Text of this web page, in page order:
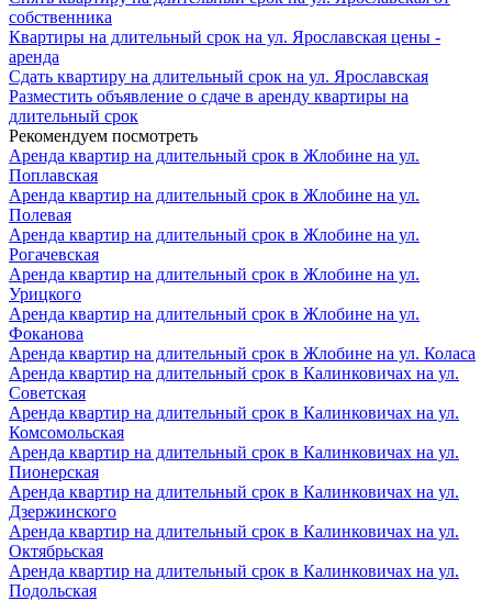
собственника
Квартиры на длительный срок на ул. Ярославская цены -
аренда
Сдать квартиру на длительный срок на ул. Ярославская
Разместить объявление о сдаче в аренду квартиры на
длительный срок
Рекомендуем посмотреть
Аренда квартир на длительный срок в Жлобине на ул.
Поплавская
Аренда квартир на длительный срок в Жлобине на ул.
Полевая
Аренда квартир на длительный срок в Жлобине на ул.
Рогачевская
Аренда квартир на длительный срок в Жлобине на ул.
Урицкого
Аренда квартир на длительный срок в Жлобине на ул.
Фоканова
Аренда квартир на длительный срок в Жлобине на ул. Коласа
Аренда квартир на длительный срок в Калинковичах на ул.
Советская
Аренда квартир на длительный срок в Калинковичах на ул.
Комсомольская
Аренда квартир на длительный срок в Калинковичах на ул.
Пионерская
Аренда квартир на длительный срок в Калинковичах на ул.
Дзержинского
Аренда квартир на длительный срок в Калинковичах на ул.
Октябрьская
Аренда квартир на длительный срок в Калинковичах на ул.
Подольская